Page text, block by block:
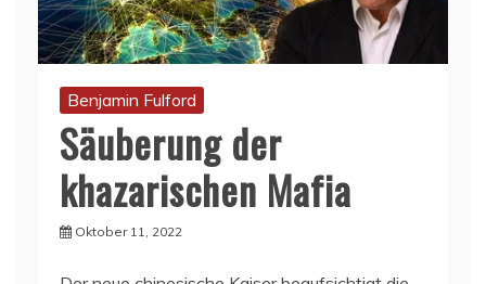
Benjamin Fulford
Säuberung der
khazarischen Mafia
Oktober 11, 2022